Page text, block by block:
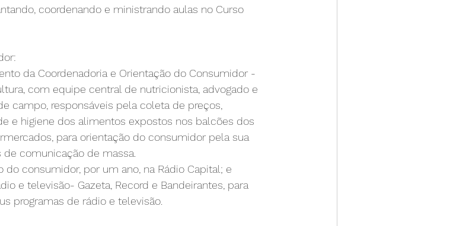
coordenando e ministrando aulas no Curso
da Coordenadoria e Orientação do Consumidor -
com equipe central de nutricionista, advogado e
campo, responsáveis pela coleta de preços,
e higiene dos alimentos expostos nos balcões dos
para orientação do consumidor pela sua
comunicação de massa.
do consumidor, por um ano, na Rádio Capital; e
e televisão- Gazeta, Record e Bandeirantes, para
programas de rádio e televisão.